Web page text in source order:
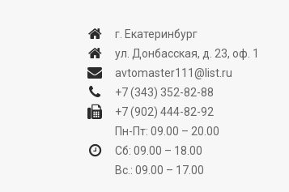
г. Екатеринбург
ул. Донбасская, д. 23, оф. 1
avtomaster111@list.ru
+7 (343) 352-82-88
+7 (902) 444-82-92
Пн-Пт: 09.00 – 20.00
Сб: 09.00 – 18.00
Вс.: 09.00 – 17.00